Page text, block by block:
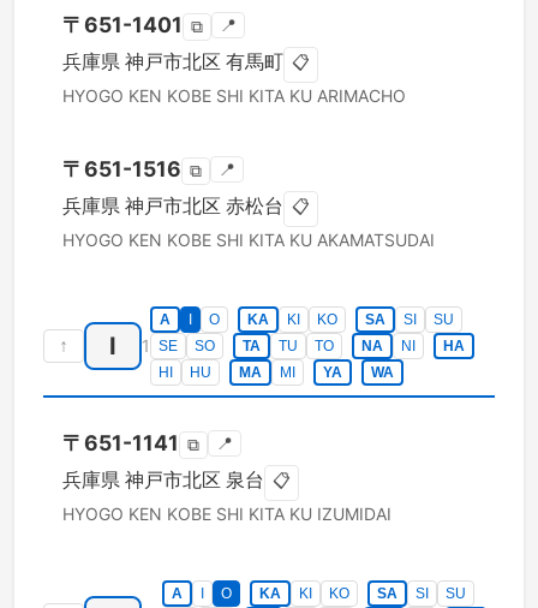
〒651-1401 ⧉ 📍
兵庫県 神戸市北区 有馬町 📋
HYOGO KEN KOBE SHI KITA KU ARIMACHO
〒651-1516 ⧉ 📍
兵庫県 神戸市北区 赤松台 📋
HYOGO KEN KOBE SHI KITA KU AKAMATSUDAI
↑ I 1
A O KA KI KO SA SI
SU
SE
SO TA TU TO NA NI
HA
HI
HU MA MI YA WA
〒651-1141 ⧉ 📍
兵庫県 神戸市北区 泉台 📋
HYOGO KEN KOBE SHI KITA KU IZUMIDAI
A O KA KI KO SA SI
SU